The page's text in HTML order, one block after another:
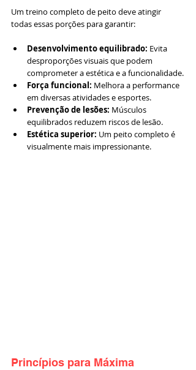
Um treino completo de peito deve atingir
todas essas porções para garantir:
Desenvolvimento equilibrado: Evita
desproporções visuais que podem
comprometer a estética e a funcionalidade.
Força funcional: Melhora a performance
em diversas atividades e esportes.
Prevenção de lesões: Músculos
equilibrados reduzem riscos de lesão.
Estética superior: Um peito completo é
visualmente mais impressionante.
Princípios para Máxima